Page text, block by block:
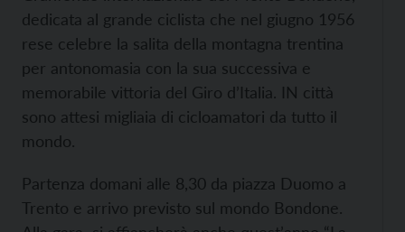
dedicata al grande ciclista che nel giugno 1956
rese celebre la salita della montagna trentina
per antonomasia con la sua successiva e
memorabile vittoria del Giro d’Italia. IN città
sono attesi migliaia di cicloamatori da tutto il
mondo.
Partenza domani alle 8,30 da piazza Duomo a
Trento e arrivo previsto sul mondo Bondone.